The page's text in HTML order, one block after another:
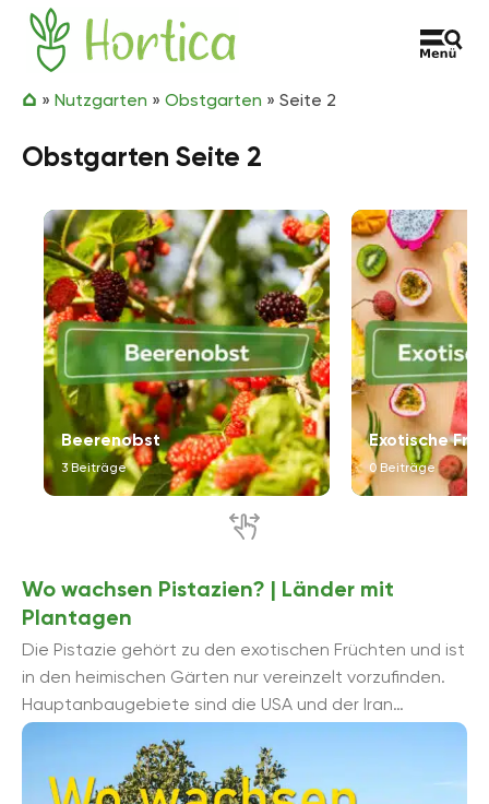
Zum Inhalt springen
Hortica
» Nutzgarten » Obstgarten » Seite 2
Obstgarten Seite 2
Beerenobst
3 Beiträge
Exotische
0 Beiträge
Wo wachsen Pistazien? | Länder mit
Plantagen
Die Pistazie gehört zu den exotischen Früchten und ist
in den heimischen Gärten nur vereinzelt vorzufinden.
Hauptanbaugebiete sind die USA und der Iran
aufgrund der exzellenten Standortbedingungen ...